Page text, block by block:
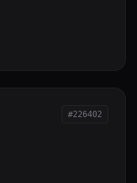
#226402